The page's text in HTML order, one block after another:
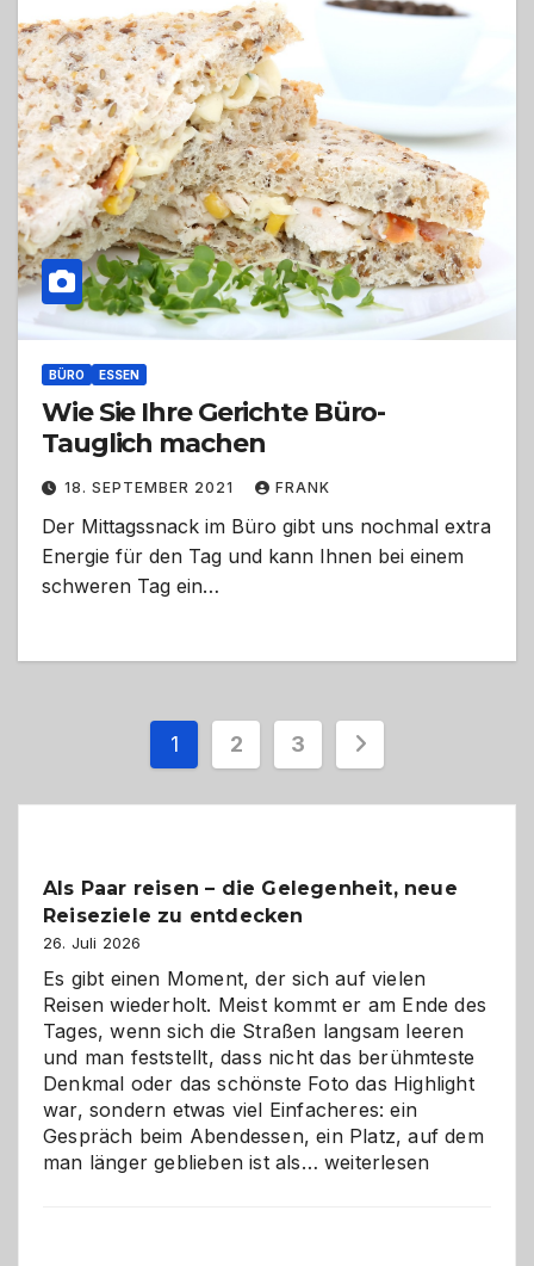
BÜRO ESSEN
Wie Sie Ihre Gerichte Büro-
Tauglich machen
18. SEPTEMBER 2021 FRANK
Der Mittagssnack im Büro gibt uns nochmal extra
Energie für den Tag und kann Ihnen bei einem
schweren Tag ein…
Seitennummerierung
der
1 2 3
Als Paar reisen – die Gelegenheit, neue
Reiseziele zu entdecken
26. Juli 2026
Es gibt einen Moment, der sich auf vielen
Reisen wiederholt. Meist kommt er am Ende des
Tages, wenn sich die Straßen langsam leeren
und man feststellt, dass nicht das berühmteste
Denkmal oder das schönste Foto das Highlight
war, sondern etwas viel Einfacheres: ein
Gespräch beim Abendessen, ein Platz, auf dem
man länger geblieben ist als… Als
weiterlesen